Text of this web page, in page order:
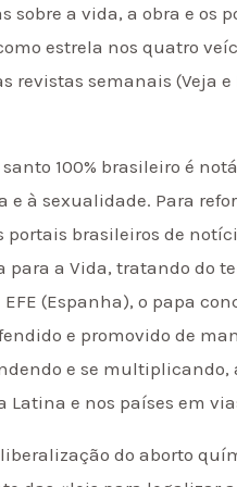
a vida, a obra e os
estrela nos quatro
revistas semanais (Veja
100% brasileiro é
à sexualidade. Para
portais brasileiros de
a Vida, tratando do
(Espanha), o papa
e promovido de
e se
e nos países em
do aborto